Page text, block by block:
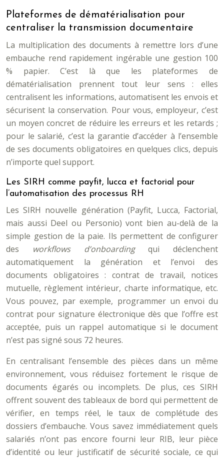
Plateformes de dématérialisation pour
centraliser la transmission documentaire
La multiplication des documents à remettre lors d’une
embauche rend rapidement ingérable une gestion 100
% papier. C’est là que les plateformes de
dématérialisation prennent tout leur sens : elles
centralisent les informations, automatisent les envois et
sécurisent la conservation. Pour vous, employeur, c’est
un moyen concret de réduire les erreurs et les retards ;
pour le salarié, c’est la garantie d’accéder à l’ensemble
de ses documents obligatoires en quelques clics, depuis
n’importe quel support.
Les SIRH comme payfit, lucca et factorial pour
l’automatisation des processus RH
Les SIRH nouvelle génération (Payfit, Lucca, Factorial,
mais aussi Deel ou Personio) vont bien au-delà de la
simple gestion de la paie. Ils permettent de configurer
des
workflows d’onboardingqui déclenchent
automatiquement la génération et l’envoi des
documents obligatoires : contrat de travail, notices
mutuelle, règlement intérieur, charte informatique, etc.
Vous pouvez, par exemple, programmer un envoi du
contrat pour signature électronique dès que l’offre est
acceptée, puis un rappel automatique si le document
n’est pas signé sous 72 heures.
En centralisant l’ensemble des pièces dans un même
environnement, vous réduisez fortement le risque de
documents égarés ou incomplets. De plus, ces SIRH
offrent souvent des tableaux de bord qui permettent de
vérifier, en temps réel, le taux de complétude des
dossiers d’embauche. Vous savez immédiatement quels
salariés n’ont pas encore fourni leur RIB, leur pièce
d’identité ou leur justificatif de sécurité sociale, ce qui